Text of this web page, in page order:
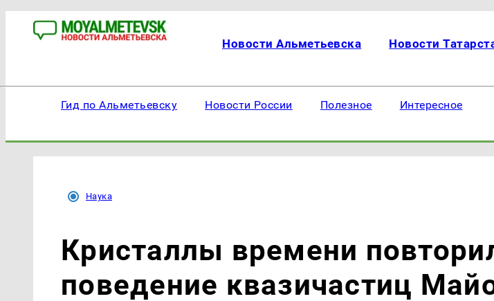
Новости Альметьевска Новости
Гид по Альметьевску Новости России Полезное Интересное
Наука
Кристаллы времени
поведение квазичастиц